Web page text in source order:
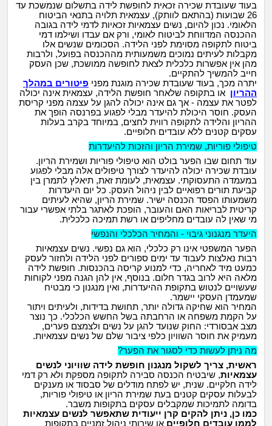
פיננסי וכלכלה
בין הסדינים
יוקר המחיה
גאווה
בעוד שעובדת שכירה זכאית לחופשת לידה בתשלום שנמשכת עד
26 שבועות (בהתאם לוותק), עצמאית תלויה בתנאי הביטוח
הלאומי. נכון להיום, נשים עצמאיות זכאיות לדמי לידה בגובה
ההכנסה המדווחת לביטוח לאומי, ורק אם עבדו ושילמו דמי
ביטוח לתקופה מסוימת לפני הלידה. הסכומים שנשים אלו
מקבלות לעיתים נמוכים משמעותית מההכנסה בפועל, ולרבות
מהן אין אפשרות כלכלית לצאת לחופשה ממושכת, שכן העסק
חייב להמשיך להתקיים.
יתרה מכך, בעוד שעובדת שכירה מוגנת מפני פיטורים במהלך
ההריון או בתקופה שלאחר חופשת הלידה, עצמאית אינה יכולה
לפטר את עצמה - אך גם אינה יכולה להגן על עצמה מפני קריסת
העסק. חוסר היכולת להיעדר מבלי לפגוע בפרנסה הופך את
ההריון והלידה לתקופה רווית לחצים, במיוחד בקרב בעלות
עסקים קטנים ללא עובדים חלופיים.
טיפולי פוריות, שמירת הריון והזכות להיעדרות
עוד תחום שבו הפער בולט הוא טיפולי פוריות ושמירת הריון.
עובדת שכירה יכולה להיעדר לצורך טיפולים אלה מבלי לפגוע
במעמדה התעסוקתי. עצמאית, לעומת זאת, תיאלץ לתמרן בין
קביעת תורים רפואיים לבין ניהול העסק. כל יום היעדרות
משמעותו הפסד הכנסה ישיר. שמירת הריון, שהיא לעיתים
קריטית לבריאות האם והעובר, הופכת לאתגר בלתי אפשרי עבור
מי שאין לה עובדים מחליפים או רשת תמיכה כלכלית.
היעדר מנגנוני גיבוי - והמחיר הכלכלי והנפשי
הפער המשפטי אינו רק כלכלי, הוא גם נפשי. נשים עצמאיות
רבות נאלצות לעבוד עד ימים ספורים לפני הלידה ולחזור לעסק
כמעט מיד לאחריה, כדי למנוע קריסה בהכנסות. חופשת לידה
מלאה היא לרוב בגדר חלום. בנוסף, אין להן הגנה מפני לקוחות
שעשויים לנטוש בתקופת ההיעדרות, ואין מנגנון כי מבטיח
שמעמדן העסקי יישמר.
המחיר הוא שחיקה גדולה יותר, תחושת בדידות, ולעיתים ויתור
על הקמת משפחה או הרחבתה בשל החשש הכלכלי. כך נוצר
מצב אבסורדי: החוק שנועד להגן על נשים ולצמצם פערים,
מעמיק את חוסר השוויון כלפי ציבור שלם של נשים עצמאיות.
מה ניתן לעשות כדי לסגור את הפער?
ראשית, צריך לשקול מנגנון חופשת לידה שוויוני לנשים
עצמאיות, שיבטיח הכנסה סבירה לתקופה מספקת ולא רק דמי
לידה חלקיים. שנית, יש לפתח מודלים של סבסוד או מענקים
לבעלות עסקים קטנים בעת שמירת הריון או טיפולי פוריות,
בדומה לתמיכות שמקבלים עסקים בתקופות משבר.
כמו כן, ניתן להקים קרן ייעודית שתאפשר לנשים עצמאיות
לממן עובדים חלופיים או שירותי ניהול זמניים בתקופות